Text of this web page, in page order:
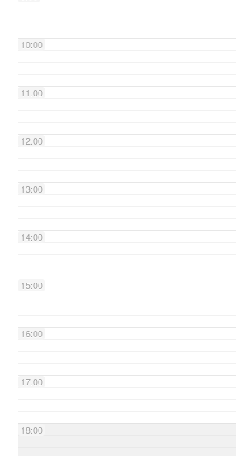
10:00
11:00
12:00
13:00
14:00
15:00
16:00
17:00
18:00